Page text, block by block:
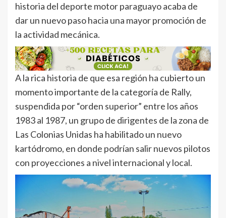
historia del deporte motor paraguayo acaba de
dar un nuevo paso hacia una mayor promoción de
la actividad mecánica.
A la rica historia de que esa región ha cubierto un
momento importante de la categoría de Rally,
suspendida por “orden superior” entre los años
1983 al 1987, un grupo de dirigentes de la zona de
Las Colonias Unidas ha habilitado un nuevo
kartódromo, en donde podrían salir nuevos pilotos
con proyecciones a nivel internacional y local.